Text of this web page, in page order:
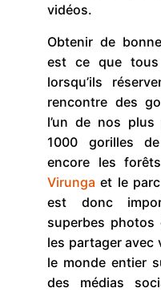
vidéos.
Obtenir de
est ce que tous
lorsqu’ils
rencontre des
l’un de nos plus
1000 gorilles
encore les
Virunga et le
est donc
superbes
les partager avec
le monde entier
des médias